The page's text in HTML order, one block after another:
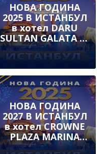
НОВА ГОДИНА
2025 В ИСТАНБУЛ
в хотел DARU
SULTAN GALATA 4*
в сърцето на
Таксим
НОВА ГОДИНА
2027 В ИСТАНБУЛ
в хотел CROWNE
PLAZA MARINA
TUZLA 5*